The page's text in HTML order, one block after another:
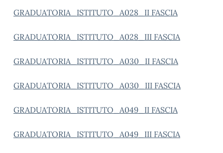
GRADUATORIA_ISTITUTO_A028_II FASCIA
GRADUATORIA_ISTITUTO_A028_III FASCIA
GRADUATORIA_ISTITUTO_A030_II FASCIA
GRADUATORIA_ISTITUTO_A030_III FASCIA
GRADUATORIA_ISTITUTO_A049_II FASCIA
GRADUATORIA_ISTITUTO_A049_III FASCIA